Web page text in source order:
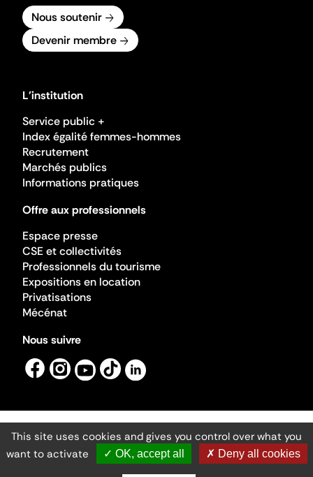
Nous soutenir
Devenir membre
L'institution
Service public +
Index égalité femmes-hommes
Recrutement
Marchés publics
Informations pratiques
Offre aux professionnels
Espace presse
CSE et collectivités
Professionnels du tourisme
Expositions en location
Privatisations
Mécénat
Nous suivre
Mentions légales
Gestion des cookies
Accessibilité numérique
Ministère de la Culture ©2026
This site uses cookies and gives you control over what you
want to activate
✓ OK, accept all ✗ Deny all cookies